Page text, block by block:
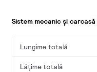
Sistem mecanic și carcasă
Lungime totală
Lățime totală